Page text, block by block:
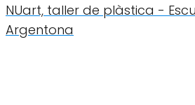
NUart, taller de plàstica -
Argentona